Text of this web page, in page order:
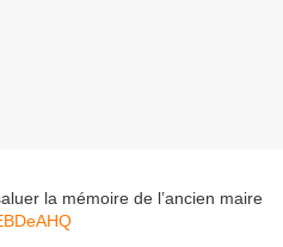
la mémoire de l’ancien maire